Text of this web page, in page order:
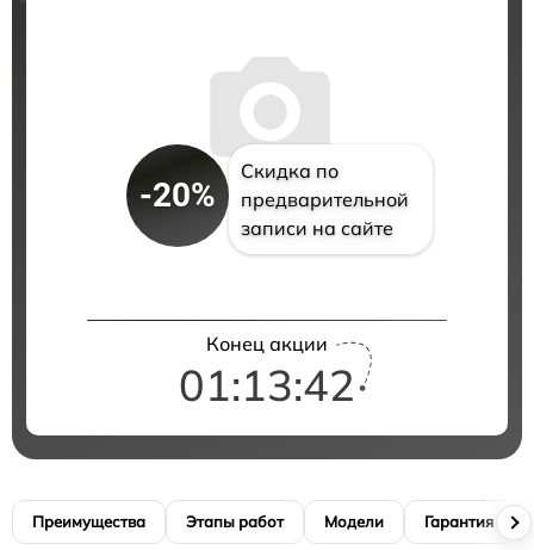
-20%
Скидка по
предварительной
записи на сайте
Конец акции
01:13:41
Преимущества Этапы работ Модели Гарантия